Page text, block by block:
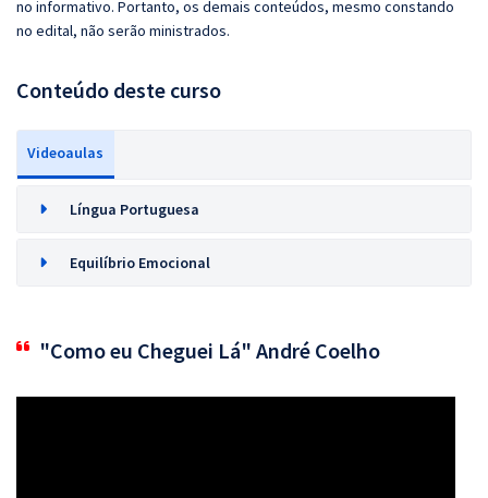
no informativo. Portanto, os demais conteúdos, mesmo constando
no edital, não serão ministrados.
Conteúdo deste curso
Videoaulas
Língua Portuguesa
Equilíbrio Emocional
"Como eu Cheguei Lá" André Coelho